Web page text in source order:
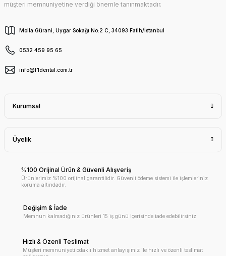
müşteri memnuniyetine verdiği önemle tanınmaktadır.
Molla Gürani, Uygar Sokağı No:2 C, 34093 Fatih/İstanbul
0532 459 95 65
info@f1dental.com.tr
Kurumsal
Üyelik
%100 Orijinal Ürün & Güvenli Alışveriş
Ürünlerimiz %100 orijinal garantilidir. Güvenli ödeme sistemi ile işlemleriniz
koruma altındadır.
Değişim & İade
Memnun kalmadığınız ürünleri 15 iş günü içerisinde iade edebilirsiniz.
Hızlı & Özenli Teslimat
Müşteri memnuniyeti odaklı hizmet anlayışımız ile hızlı ve özenli teslimat